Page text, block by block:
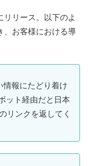
リリース。以下のよ
、お客様における導
情報にたどり着け
ット経由だと日本
リンクを返してく